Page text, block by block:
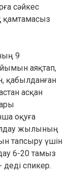
сәйкес
қамтамасыз
9
аяқтап,
қабылданған
асқан
оқуға
жылының
тапсыру үшін
6-20 тамыз
спикер.